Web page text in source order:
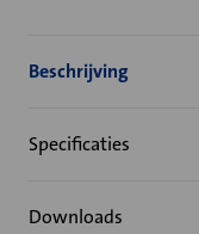
Beschrijving
Specificaties
Downloads